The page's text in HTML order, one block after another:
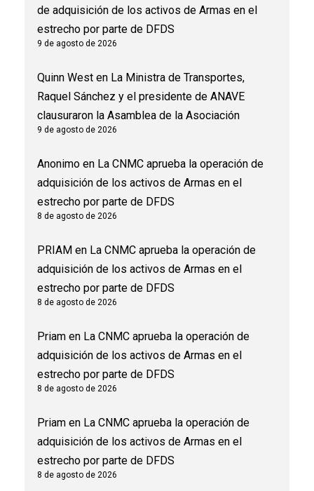
de adquisición de los activos de Armas en el
estrecho por parte de DFDS
9 de agosto de 2026
Quinn West en La Ministra de Transportes,
Raquel Sánchez y el presidente de ANAVE
clausuraron la Asamblea de la Asociación
9 de agosto de 2026
Anonimo en La CNMC aprueba la operación de
adquisición de los activos de Armas en el
estrecho por parte de DFDS
8 de agosto de 2026
PRIAM en La CNMC aprueba la operación de
adquisición de los activos de Armas en el
estrecho por parte de DFDS
8 de agosto de 2026
Priam en La CNMC aprueba la operación de
adquisición de los activos de Armas en el
estrecho por parte de DFDS
8 de agosto de 2026
Priam en La CNMC aprueba la operación de
adquisición de los activos de Armas en el
estrecho por parte de DFDS
8 de agosto de 2026